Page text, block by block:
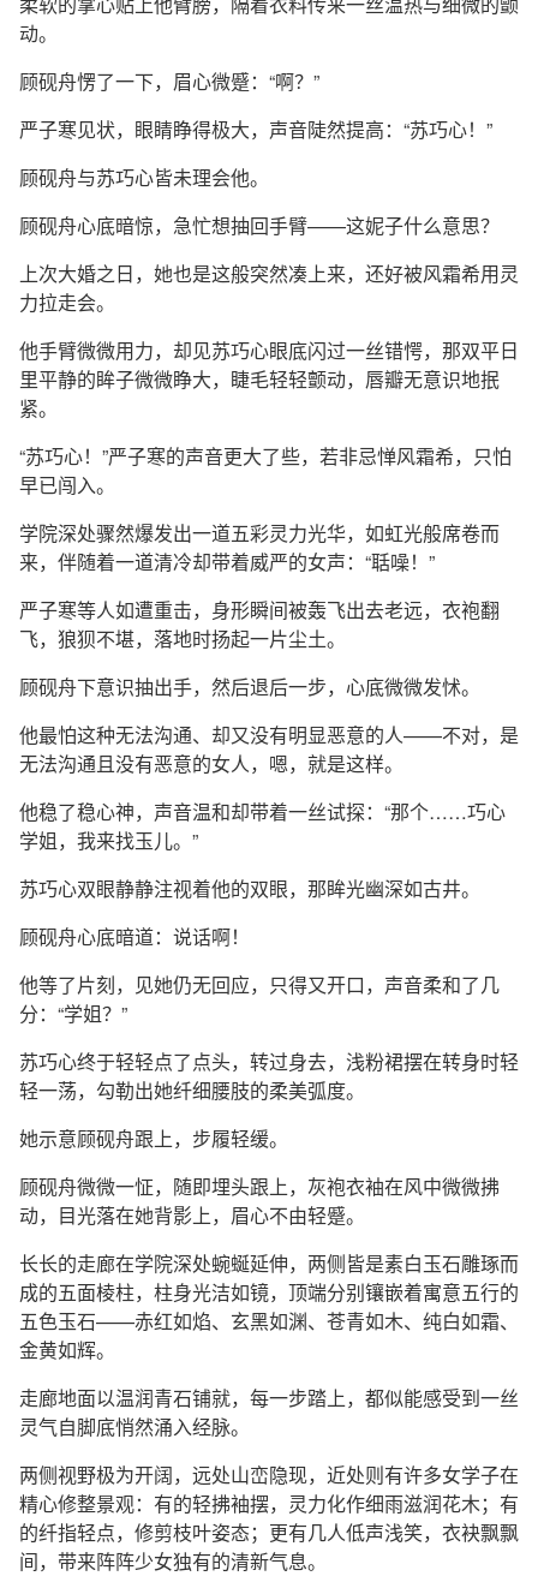
动。
顾砚舟愣了一下，眉心微蹙：“啊？”
严子寒见状，眼睛睁得极大，声音陡然提高：“苏巧心！”
顾砚舟与苏巧心皆未理会他。
顾砚舟心底暗惊，急忙想抽回手臂——这妮子什么意思？
上次大婚之日，她也是这般突然凑上来，还好被风霜希用灵
力拉走会。
他手臂微微用力，却见苏巧心眼底闪过一丝错愕，那双平日
里平静的眸子微微睁大，睫毛轻轻颤动，唇瓣无意识地抿
紧。
“苏巧心！”严子寒的声音更大了些，若非忌惮风霜希，只怕
早已闯入。
学院深处骤然爆发出一道五彩灵力光华，如虹光般席卷而
来，伴随着一道清冷却带着威严的女声：“聒噪！”
严子寒等人如遭重击，身形瞬间被轰飞出去老远，衣袍翻
飞，狼狈不堪，落地时扬起一片尘土。
顾砚舟下意识抽出手，然后退后一步，心底微微发怵。
他最怕这种无法沟通、却又没有明显恶意的人——不对，是
无法沟通且没有恶意的女人，嗯，就是这样。
他稳了稳心神，声音温和却带着一丝试探：“那个……巧心
学姐，我来找玉儿。”
苏巧心双眼静静注视着他的双眼，那眸光幽深如古井。
顾砚舟心底暗道：说话啊！
他等了片刻，见她仍无回应，只得又开口，声音柔和了几
分：“学姐？”
苏巧心终于轻轻点了点头，转过身去，浅粉裙摆在转身时轻
轻一荡，勾勒出她纤细腰肢的柔美弧度。
她示意顾砚舟跟上，步履轻缓。
顾砚舟微微一怔，随即埋头跟上，灰袍衣袖在风中微微拂
动，目光落在她背影上，眉心不由轻蹙。
长长的走廊在学院深处蜿蜒延伸，两侧皆是素白玉石雕琢而
成的五面棱柱，柱身光洁如镜，顶端分别镶嵌着寓意五行的
五色玉石——赤红如焰、玄黑如渊、苍青如木、纯白如霜、
金黄如辉。
走廊地面以温润青石铺就，每一步踏上，都似能感受到一丝
灵气自脚底悄然涌入经脉。
两侧视野极为开阔，远处山峦隐现，近处则有许多女学子在
精心修整景观：有的轻拂袖摆，灵力化作细雨滋润花木；有
的纤指轻点，修剪枝叶姿态；更有几人低声浅笑，衣袂飘飘
间，带来阵阵少女独有的清新气息。